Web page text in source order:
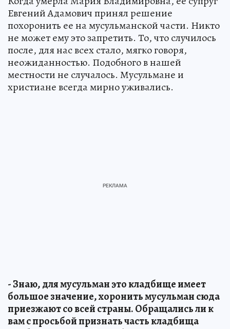
Евгений Адамович принял решение
похоронить ее на мусульманской части. Никто
не может ему это запретить. То, что случилось
после, для нас всех стало, мягко говоря,
неожиданностью. Подобного в нашей
местности не случалось. Мусульмане и
христиане всегда мирно уживались.
- Знаю, для мусульман это кладбище имеет
большое значение, хоронить мусульман сюда
приезжают со всей страны. Обращались ли к
вам с просьбой признать часть кладбища